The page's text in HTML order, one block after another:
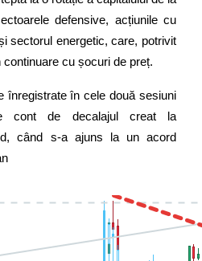
defensive, acțiunile cu
sectorul energetic, care, potrivit
cu șocuri de preț.
înregistrate în cele două sesiuni
cont de decalajul creat la
când s-a ajuns la un acord